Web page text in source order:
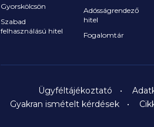
Gyorskölcsön
Szabad
felhasználású hitel
Adósságrendező
hitel
Fogalomtár
Ügyféltájékoztató
Gyakran ismételt kérdések